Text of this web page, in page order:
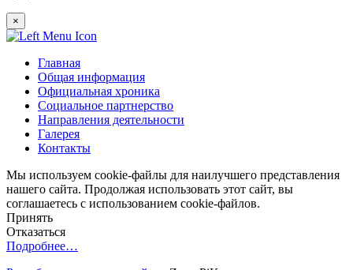
×
Главная
Общая информация
Официальная хроника
Социальное партнерство
Направления деятельности
Галерея
Контакты
Мы используем cookie-файлы для наилучшего представления
нашего сайта. Продолжая использовать этот сайт, вы
соглашаетесь с использованием cookie-файлов.
Принять
Отказаться
Подробнее…